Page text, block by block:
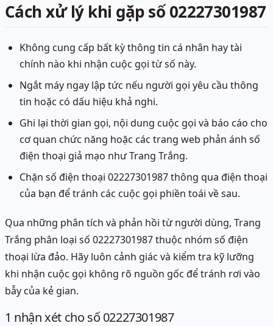
Cách xử lý khi gặp số 02227301987
Không cung cấp bất kỳ thông tin cá nhân hay tài
chính nào khi nhận cuộc gọi từ số này.
Ngắt máy ngay lập tức nếu người gọi yêu cầu thông
tin hoặc có dấu hiệu khả nghi.
Ghi lại thời gian gọi, nội dung cuộc gọi và báo cáo cho
cơ quan chức năng hoặc các trang web phản ánh số
điện thoại giả mạo như Trang Trắng.
Chặn số điện thoại 02227301987 thông qua điện thoại
của bạn để tránh các cuộc gọi phiền toái về sau.
Qua những phân tích và phản hồi từ người dùng, Trang
Trắng phân loại số 02227301987 thuộc nhóm số điện
thoại lừa đảo. Hãy luôn cảnh giác và kiểm tra kỹ lưỡng
khi nhận cuộc gọi không rõ nguồn gốc để tránh rơi vào
bẫy của kẻ gian.
1 nhận xét cho số 02227301987